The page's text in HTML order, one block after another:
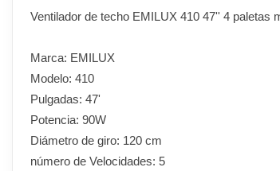
Ventilador de techo EMILUX 410 47'' 4 paletas
Marca: EMILUX
Modelo: 410
Pulgadas: 47'
Potencia: 90W
Diámetro de giro: 120 cm
número de Velocidades: 5